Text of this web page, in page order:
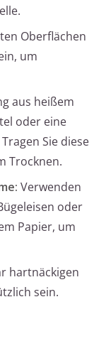
Oberflächen
um
aus heißem
oder eine
Sie diese
Trocknen.
Verwenden
oder
Papier, um
hartnäckigen
sein.